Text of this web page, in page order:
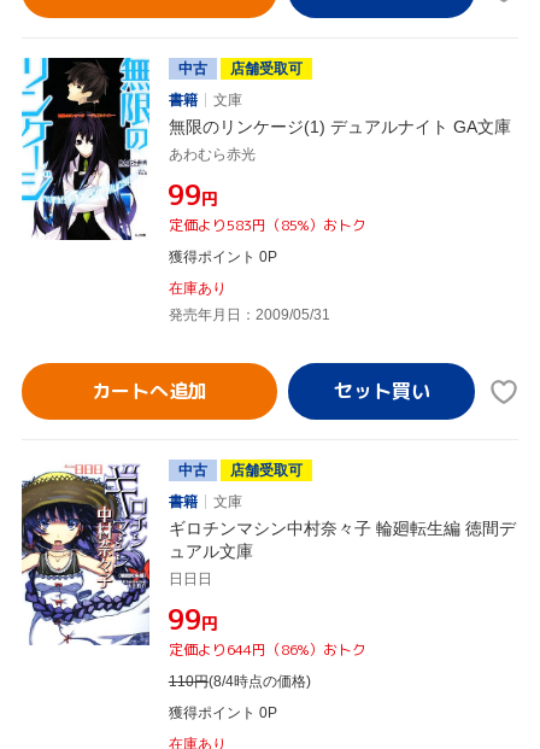
中古
店舗受取可
書籍
文庫
無限のリンケージ(1) デュアルナイト GA文庫
あわむら赤光
¥99円
定価より583円（85%）おトク
獲得ポイント 0P
在庫あり
発売年月日：2009/05/31
カートへ追加
中古
店舗受取可
書籍
文庫
ギロチンマシン中村奈々子 輪廻転生編 徳間デ
ュアル文庫
日日日
¥99円
定価より644円（86%）おトク
110円(8/4時点の価格)
獲得ポイント 0P
在庫あり